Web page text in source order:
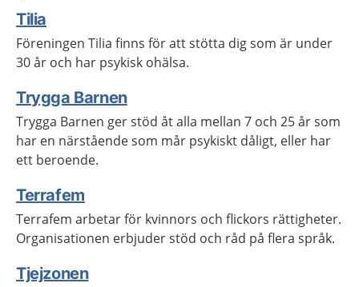
Tilia
Föreningen Tilia finns för att stötta dig som är under
30 år och har psykisk ohälsa.
Trygga Barnen
Trygga Barnen ger stöd åt alla mellan 7 och 25 år som
har en närstående som mår psykiskt dåligt, eller har
ett beroende.
Terrafem
Terrafem arbetar för kvinnors och flickors rättigheter.
Organisationen erbjuder stöd och råd på flera språk.
Tjejzonen